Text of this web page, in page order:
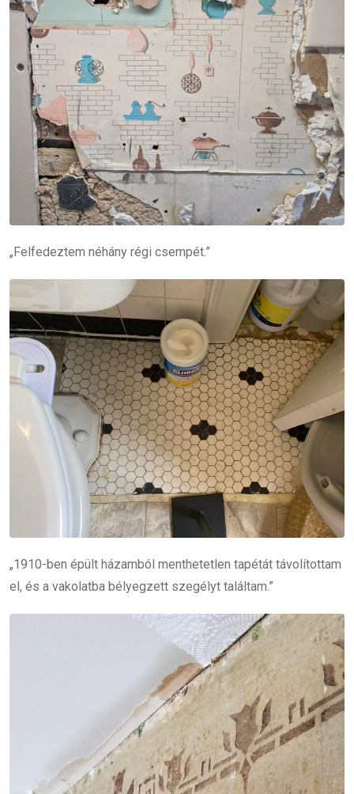
„Felfedeztem néhány régi csempét.”
„1910-ben épült házamból menthetetlen tapétát távolítottam
el, és a vakolatba bélyegzett szegélyt találtam.”